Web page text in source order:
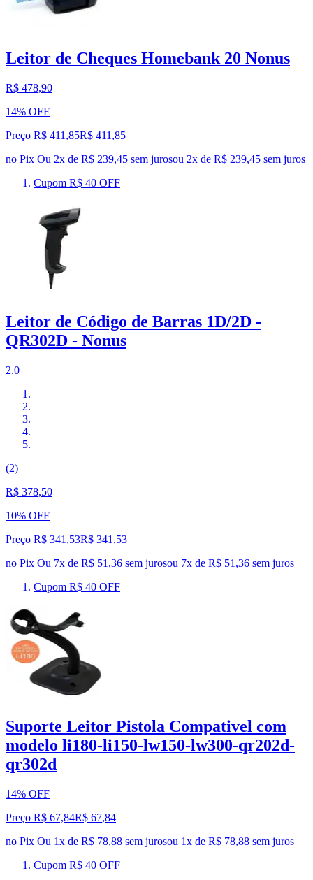
Leitor de Cheques Homebank 20 Nonus
R$ 478,90
14% OFF
Preço R$ 411,85R$ 411 ,85
no Pix Ou 2x de R$ 239,45 sem jurosou 2x de R$ 239,45 sem juros
Cupom R$ 40 OFF
Leitor de Código de Barras 1D/2D -
QR302D - Nonus
2.0
(2)
R$ 378,50
10% OFF
Preço R$ 341,53R$ 341 ,53
no Pix Ou 7x de R$ 51,36 sem jurosou 7x de R$ 51,36 sem juros
Cupom R$ 40 OFF
Suporte Leitor Pistola Compativel com
modelo li180-li150-lw150-lw300-qr202d-
qr302d
14% OFF
Preço R$ 67,84R$ 67,84
no Pix Ou 1x de R$ 78,88 sem jurosou 1x de R$ 78,88 sem juros
Cupom R$ 40 OFF